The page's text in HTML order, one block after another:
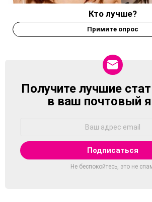
Кто лучше?
Примите опрос
NEWSLETTER
Получите лучшие
в ваш почтовый
Не беспокойтесь, это не